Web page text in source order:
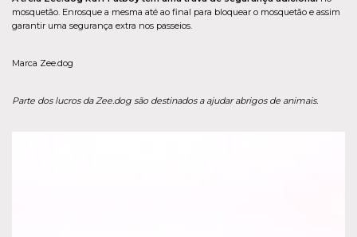
mosquetão. Enrosque a mesma até ao final para bloquear o mosquetão e assim
garantir uma segurança extra nos passeios.
Marca Zee.dog
Parte dos lucros da Zee.dog são destinados a ajudar abrigos de animais.